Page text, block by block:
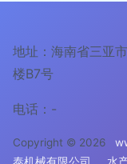
地址：海南省三亚
楼B7号
电话：-
Copyright © 2026